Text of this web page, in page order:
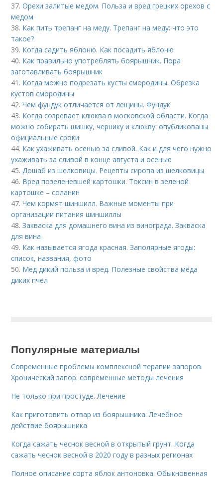
37.Орехи залитые медом. Польза и вред грецких орехов с
медом
38. Как пить трепанг на меду. Трепанг на меду: что это
такое?
39. Когда садить яблоню. Как посадить яблоню
40. Как правильно употреблять боярышник. Пора
заготавливать боярышник
41. Когда можно подрезать кусты смородины. Обрезка
кустов смородины
42.Чем фундук отличается от лещины. Фундук
43. Когда созревает клюква в московской области. Когда
можно собирать шишку, чернику и клюкву: опубликованы
официальные сроки
44. Как ухаживать осенью за сливой. Как и для чего нужно
ухаживать за сливой в конце августа и осенью
45.Дошаб из шелковицы. Рецепты сиропа из шелковицы
46. Вред позеленевшей картошки. Токсин в зеленой
картошке – соланин
47.Чем кормят шиншилл. Важные моменты при
организации питания шиншиллы
48.Закваска для домашнего вина из винограда. Закваска
для вина
49. Как называется ягода красная. Заполярные ягоды:
список, названия, фото
50. Мед дикий польза и вред. Полезные свойства мёда
диких пчёл
Популярные материалы
Современные проблемы комплексной терапии запоров.
Хронический запор: современные методы лечения
Не только при простуде. Лечение
Как приготовить отвар из боярышника. Лечебное
действие боярышника
Когда сажать чеснок весной в открытый грунт. Когда
сажать чеснок весной в 2020 году в разных регионах
Полное описание сорта яблок антоновка. Обыкновенная